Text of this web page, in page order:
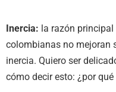
Inercia: la razón
colombianas no mejoran
inercia. Quiero ser
cómo decir esto: ¿por